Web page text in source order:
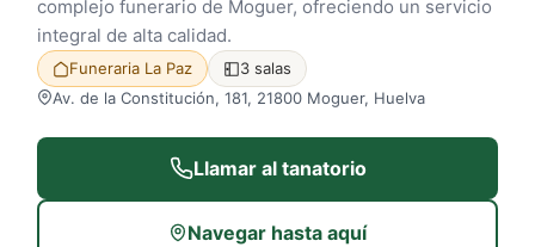
complejo funerario de Moguer, ofreciendo un servicio
integral de alta calidad.
Funeraria La Paz
3 salas
Av. de la Constitución, 181, 21800 Moguer, Huelva
Llamar al tanatorio
Navegar hasta aquí